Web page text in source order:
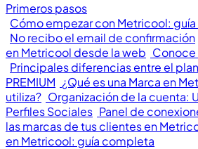
Primeros pasos
Cómo empezar con Metricool:
No recibo el email de confirmación
en Metricool desde la web
Principales diferencias entre el plan
PREMIUM ¿Qué es una Marca en
utiliza? Organización de la cuenta:
Perfiles Sociales Panel de
las marcas de tus clientes en
en Metricool: guía completa